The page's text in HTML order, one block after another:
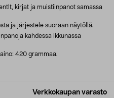
Verkkokaupan varasto
kirjat ja muistiinpanot samassa
ja järjestele suoraan näytöllä.
kahdessa ikkunassa
420 grammaa.